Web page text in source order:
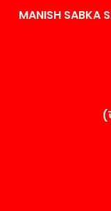
MANISH SABKA